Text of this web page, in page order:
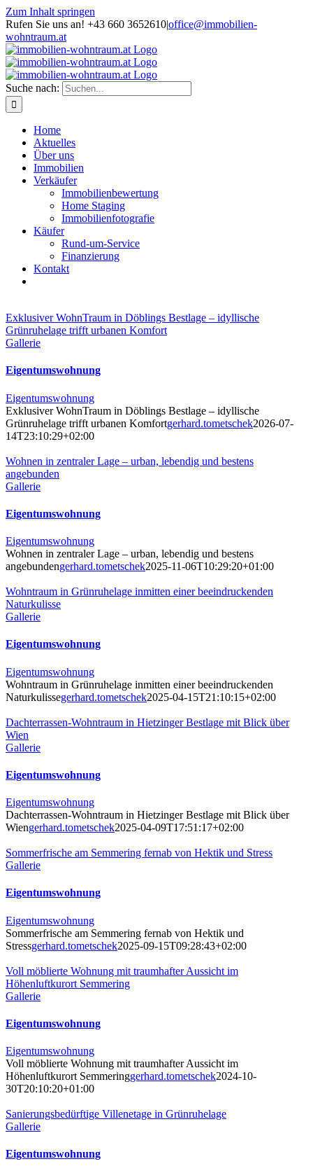
Zum Inhalt springen
Rufen Sie uns an! +43 660 3652610|office@immobilien-
wohntraum.at
Suche nach:
Home
Aktuelles
Über uns
Immobilien
Verkäufer
Immobilienbewertung
Home Staging
Immobilienfotografie
Käufer
Rund-um-Service
Finanzierung
Kontakt
Exklusiver WohnTraum in Döblings Bestlage – idyllische
Grünruhelage trifft urbanen Komfort
Gallerie
Eigentumswohnung
Eigentumswohnung
Exklusiver WohnTraum in Döblings Bestlage – idyllische
Grünruhelage trifft urbanen Komfortgerhard.tometschek2026-07-
14T23:10:29+02:00
Wohnen in zentraler Lage – urban, lebendig und bestens
angebunden
Gallerie
Eigentumswohnung
Eigentumswohnung
Wohnen in zentraler Lage – urban, lebendig und bestens
angebundengerhard.tometschek2025-11-06T10:29:20+01:00
Wohntraum in Grünruhelage inmitten einer beeindruckenden
Naturkulisse
Gallerie
Eigentumswohnung
Eigentumswohnung
Wohntraum in Grünruhelage inmitten einer beeindruckenden
Naturkulissegerhard.tometschek2025-04-15T21:10:15+02:00
Dachterrassen-Wohntraum in Hietzinger Bestlage mit Blick über
Wien
Gallerie
Eigentumswohnung
Eigentumswohnung
Dachterrassen-Wohntraum in Hietzinger Bestlage mit Blick über
Wiengerhard.tometschek2025-04-09T17:51:17+02:00
Sommerfrische am Semmering fernab von Hektik und Stress
Gallerie
Eigentumswohnung
Eigentumswohnung
Sommerfrische am Semmering fernab von Hektik und
Stressgerhard.tometschek2025-09-15T09:28:43+02:00
Voll möblierte Wohnung mit traumhafter Aussicht im
Höhenluftkurort Semmering
Gallerie
Eigentumswohnung
Eigentumswohnung
Voll möblierte Wohnung mit traumhafter Aussicht im
Höhenluftkurort Semmeringgerhard.tometschek2024-10-
30T20:10:20+01:00
Sanierungsbedürftige Villenetage in Grünruhelage
Gallerie
Eigentumswohnung